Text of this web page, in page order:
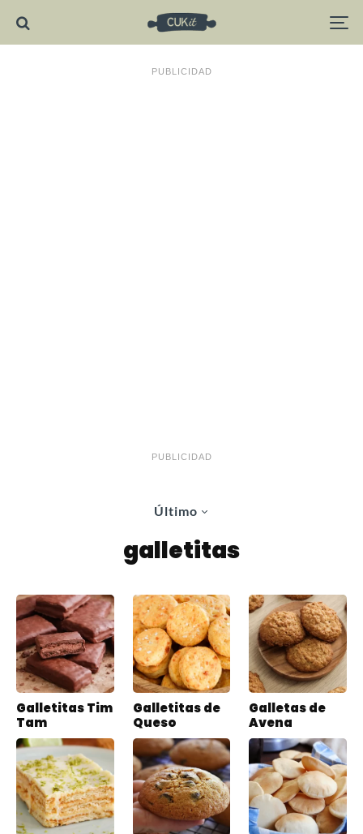
PUBLICIDAD
PUBLICIDAD
Último
galletitas
Galletitas Tim
Tam
Galletitas de
Queso
Galletas de
Avena